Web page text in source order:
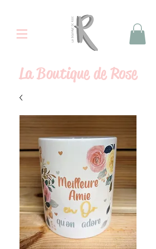
LaBoutique de Rose